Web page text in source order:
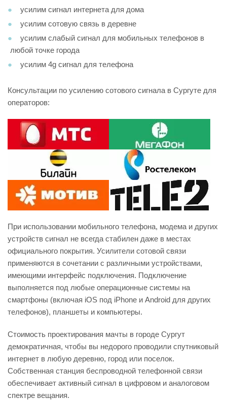
усилим сигнал интернета для дома
усилим сотовую связь в деревне
усилим слабый сигнал для мобильных телефонов в
любой точке города
усилим 4g сигнал для телефона
Консультации по усилению сотового сигнала в Сургуте для
операторов:
При использовании мобильного телефона, модема и других
устройств сигнал не всегда стабилен даже в местах
официального покрытия. Усилители сотовой связи
применяются в сочетании с различными устройствами,
имеющими интерфейс подключения. Подключение
выполняется под любые операционные системы на
смартфоны (включая iOS под iPhone и Android для других
телефонов), планшеты и компьютеры.
Стоимость проектирования мачты в городе Сургут
демократичная, чтобы вы недорого проводили спутниковый
интернет в любую деревню, город или поселок.
Собственная станция беспроводной телефонной связи
обеспечивает активный сигнал в цифровом и аналоговом
спектре вещания.